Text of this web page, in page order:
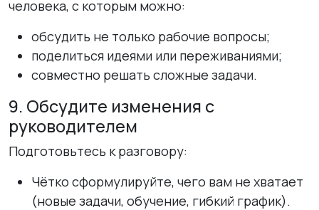
человека, с которым можно:
обсудить не только рабочие вопросы;
поделиться идеями или переживаниями;
совместно решать сложные задачи.
9. Обсудите изменения с
руководителем
Подготовьтесь к разговору:
Чётко сформулируйте, чего вам не хватает
(новые задачи, обучение, гибкий график).